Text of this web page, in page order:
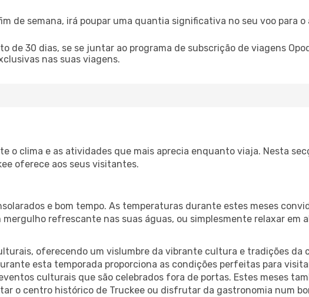
de semana, irá poupar uma quantia significativa no seu voo para o
de 30 dias, se se juntar ao programa de subscrição de viagens
nas suas viagens.
o clima e as atividades que mais aprecia enquanto viaja. Nesta
oferece aos seus visitantes.
e bom tempo. As temperaturas durante estes meses
refrescante nas suas águas, ou simplesmente relaxar em
oferecendo um vislumbre da vibrante cultura e tradições da
esta temporada proporciona as condições perfeitas para
culturais que são celebrados fora de portas. Estes meses
o centro histórico de Truckee ou disfrutar da gastronomia num